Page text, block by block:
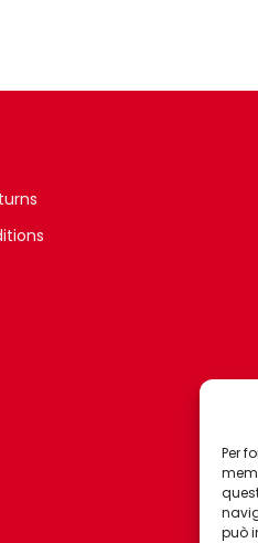
Per
può